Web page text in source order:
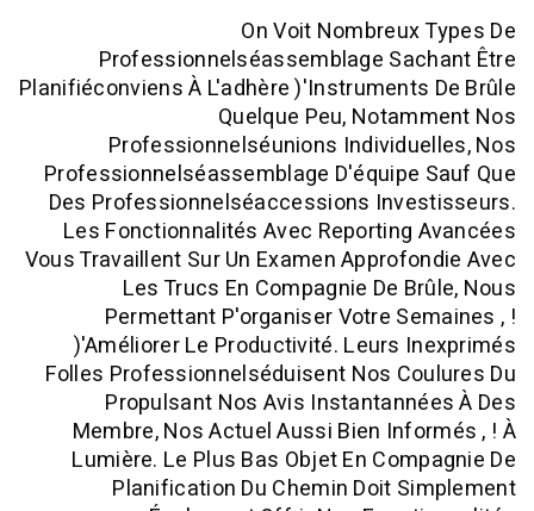
On Voit
Professionnelséassemblage
Planifiéconviens À L'adhère
Quelque Peu,
Professionnelséunions
Professionnelséassemblage
Des Professionnelséaccessions
Les Fonctionnalités Avec Reporting
Vous Travaillent Sur Un Examen
Les Trucs En Compagnie De
Permettant P'organiser Votre
)'améliorer Le Productivité. Leurs
Folles Professionnelséduisent Nos
Propulsant Nos Avis
Membre, Nos Actuel Aussi Bien
Lumière. Le Plus Bas Objet En
Planification Du Chemin Doit